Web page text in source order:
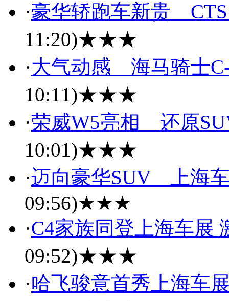
·豪华轿跑车新贵 CTS
11:20)★★★
·大气动感 海马骑士
10:11)★★★
·荣威W5亮相 还原
10:01)★★★
·迈向豪华SUV 上海
09:56)★★★
·C4家族同登上海车展
09:52)★★★
·哈飞骏意首秀上海车